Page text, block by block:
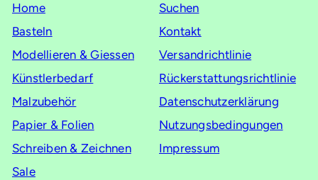
an
Home
Basteln
Modellieren & Giessen
Künstlerbedarf
Malzubehör
Papier & Folien
Schreiben & Zeichnen
Sale
Suchen
Kontakt
Versandrichtlinie
Rückerstattungsrichtlinie
Datenschutzerklärung
Nutzungsbedingungen
Impressum